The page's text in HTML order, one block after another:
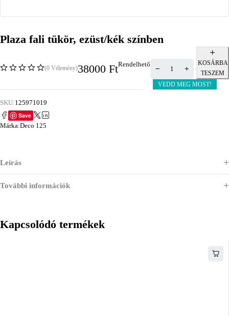
Plaza fali tükör, ezüst/kék színben
(0 Vélemény)38000 FtRendelhető
KOSÁRBA
TESZEM
VEDD MEG MOST!
SKU:125971019
Save
Márka:Deco 125
Leírás
További információk
Kapcsolódó termékek